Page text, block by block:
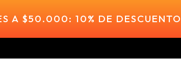
A $50.000: 10% DE DESCUENTO